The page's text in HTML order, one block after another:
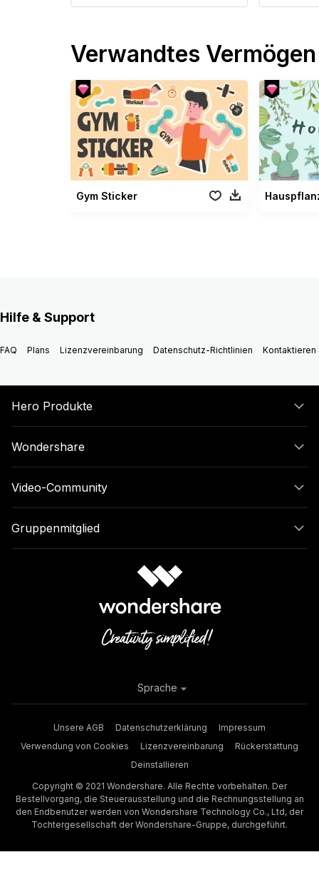
Verwandtes Vermögen
Gym Sticker
Hilfe & Support
FAQ Plans Lizenzvereinbarung Datenschutz-Richtlinien Kontaktieren
Hero Produkte
Wondershare
Video-Community
Gruppenmitglied
Unsere AGB Datenschutzerklärung
Impressum
Verwendung von Cookies
Lizenzvereinbarung
Rückerstattung
Deinstallieren
Copyright © 2021 Wondershare. Alle Rechte vorbehalten. Der
Bestellvorgang, die Steuerausstellung und die Rechnungsstellung an
den Endbenutzer werden von Wondershare Technology Co., Ltd, der
Tochtergesellschaft der Wondershare-Gruppe, durchgeführt.
Sprache